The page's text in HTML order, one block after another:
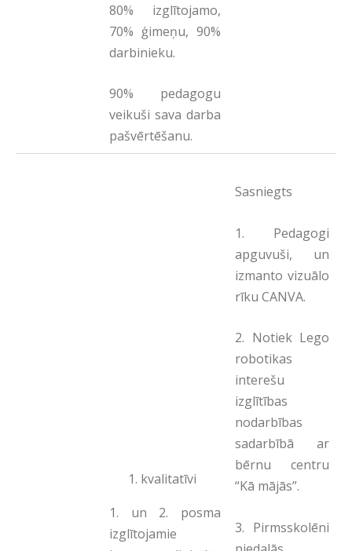
80% izglītojamo,
70% ģimeņu, 90%
darbinieku.
90% pedagogu
veikuši sava darba
pašvērtēšanu.
kvalitatīvi
1. un 2. posma
izglītojamie
Sasniegts
1. Pedagogi
apguvuši, un
izmanto vizuālo
rīku CANVA.
2. Notiek Lego
robotikas
interešu
izglītības
nodarbības
sadarbībā ar
bērnu centru
“Kā mājās”.
3. Pirmsskolēni